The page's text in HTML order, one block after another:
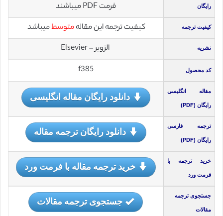
رایگان
فرمت PDF میباشند
کیفیت ترجمه کیفیت ترجمه این مقالهمتوسطمیباشد
نشریه الزویر – Elsevier
کد محصول f385
مقاله انگلیسی
رایگان (PDF)
دانلود رایگان مقاله انگلیسی
ترجمه فارسی
رایگان (PDF)
دانلود رایگان ترجمه مقاله
خرید ترجمه با
فرمت ورد
خرید ترجمه مقاله با فرمت ورد
جستجوی ترجمه
مقالات
جستجوی ترجمه مقالات